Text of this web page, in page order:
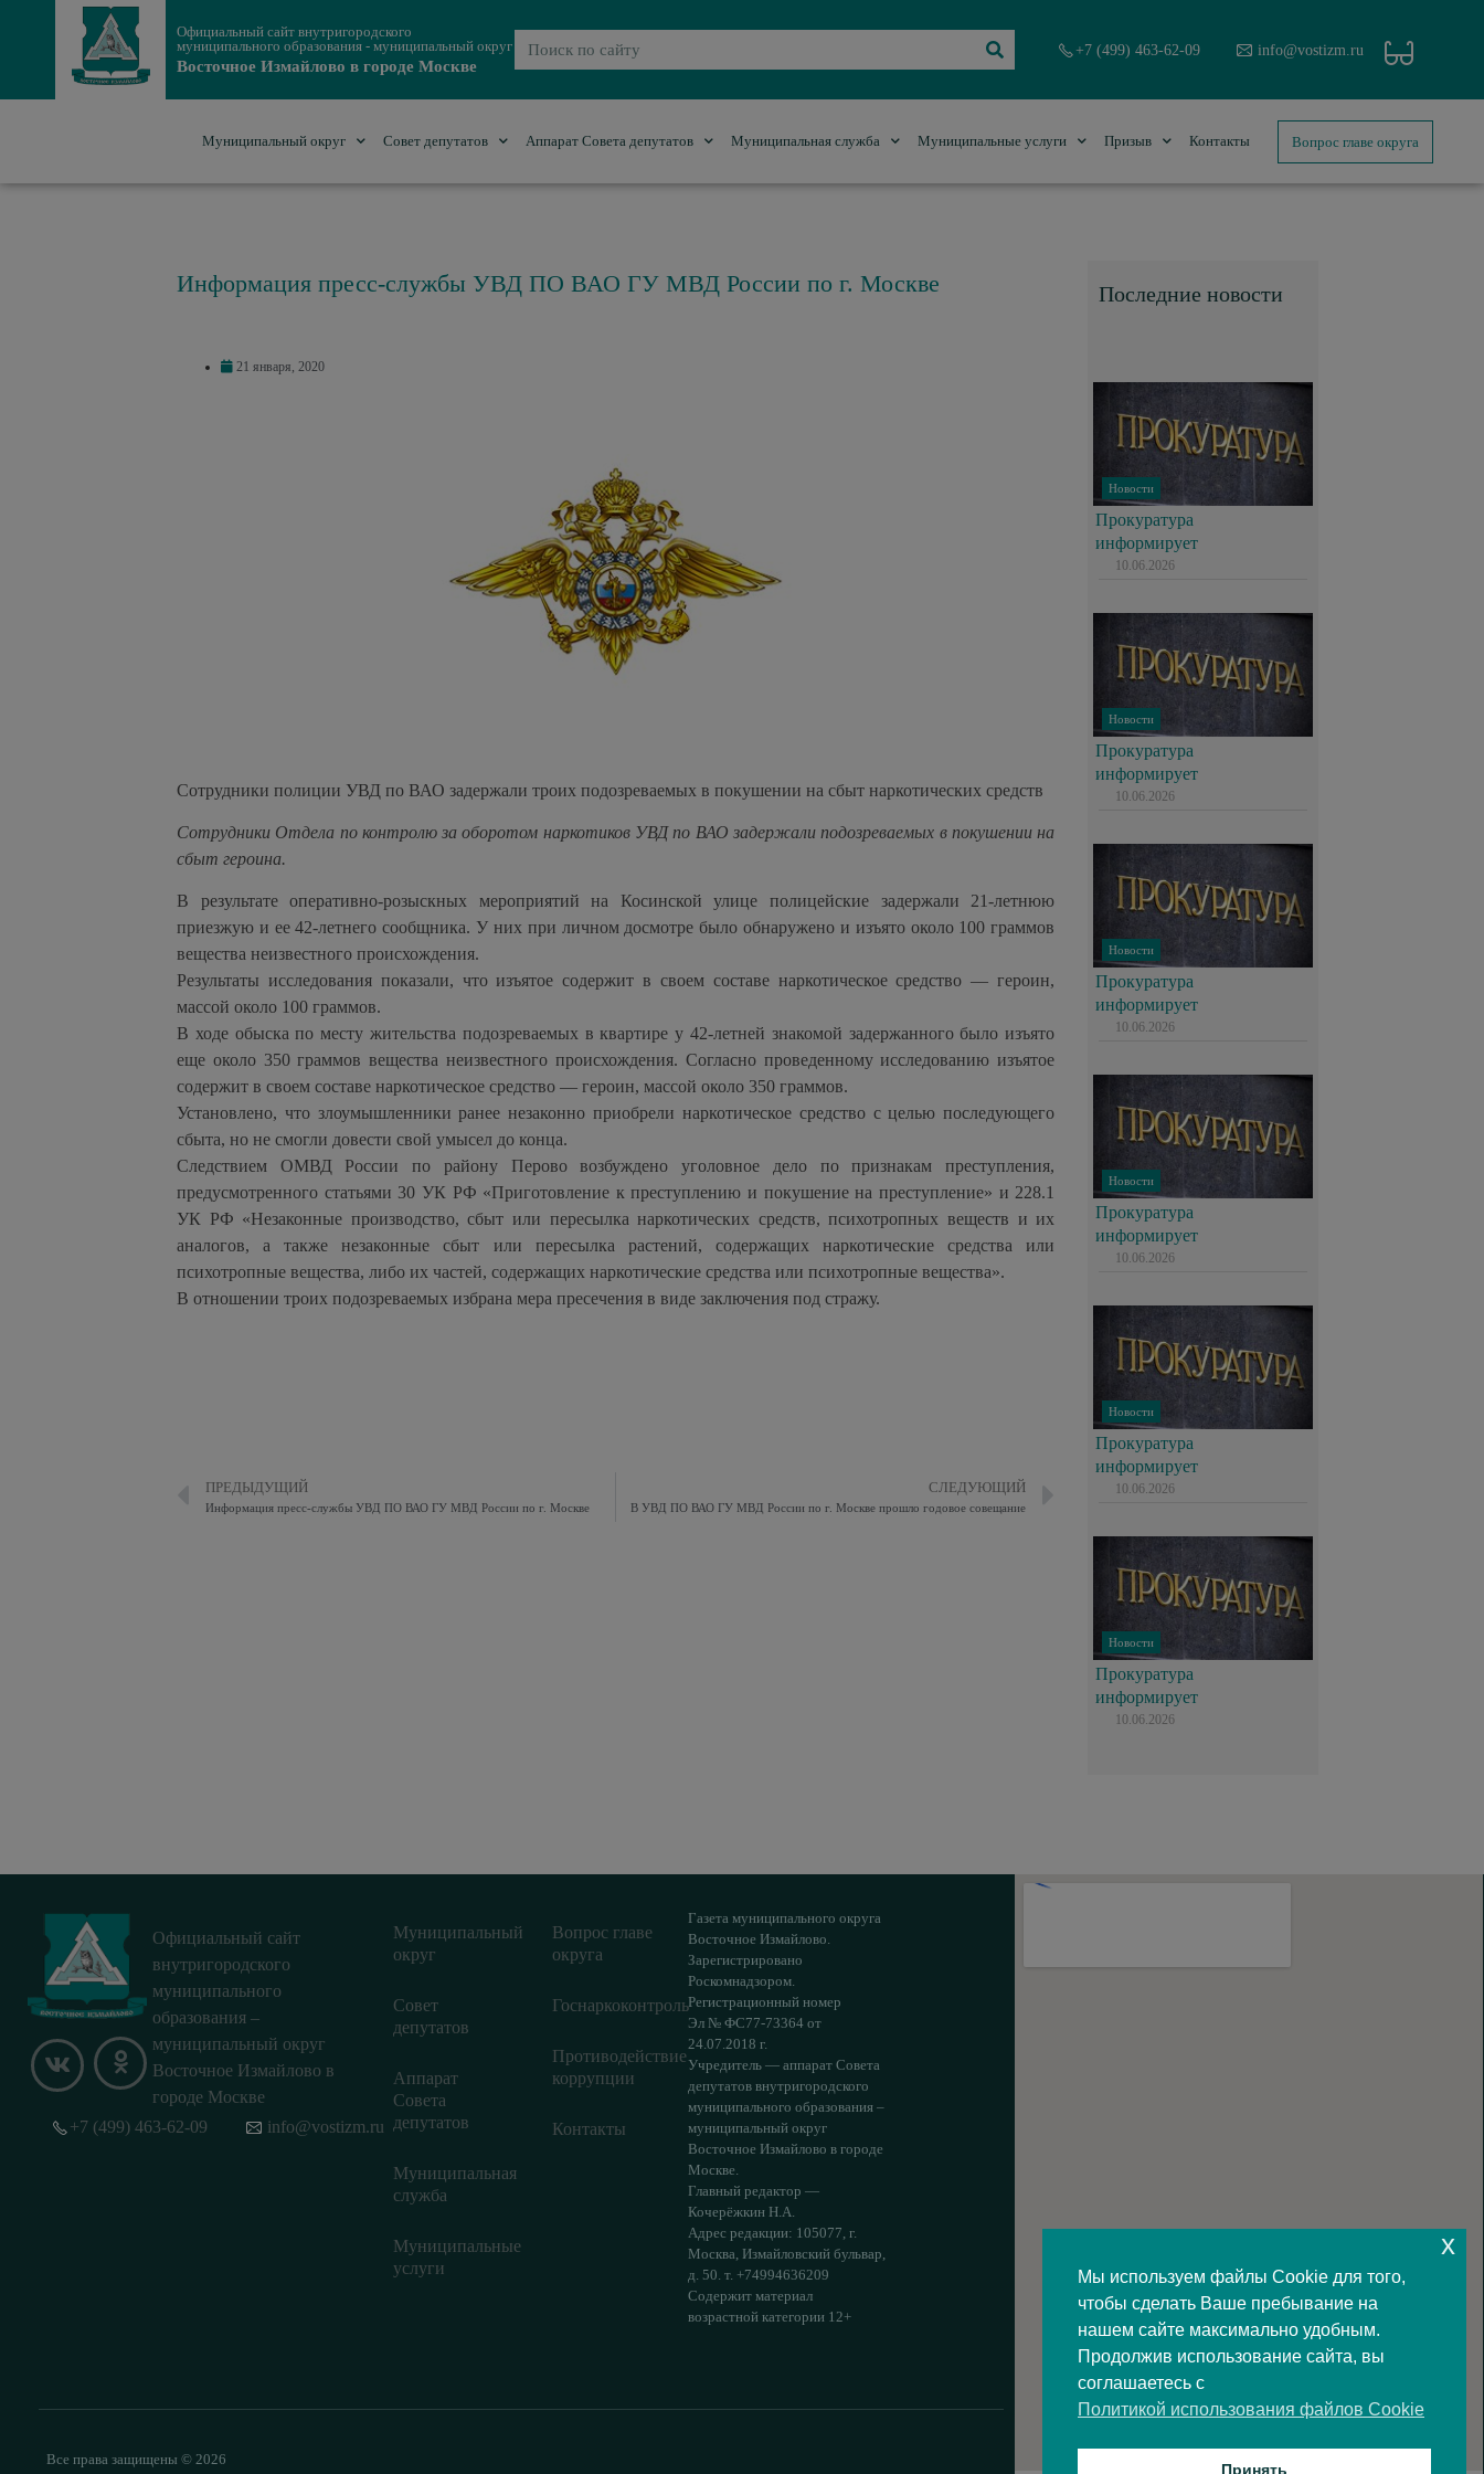
Официальный сайт внутригородского
муниципального образования - муниципальный округ
Восточное Измайлово в городе Москве
+7 (499) 463-62-09 info@vostizm.ru
Муниципальный округ Совет депутатов Аппарат Совета депутатов Муниципальная служба Муниципальные услуги Призыв Контакты Вопрос главе округа
Информация пресс-службы УВД ПО ВАО ГУ МВД России по г. Москве
21 января, 2020
Сотрудники полиции УВД по ВАО задержали троих подозреваемых в покушении на сбыт наркотических средств
Сотрудники Отдела по контролю за оборотом наркотиков УВД по ВАО задержали подозреваемых в покушении на
сбыт героина.
В результате оперативно-розыскных мероприятий на Косинской улице полицейские задержали 21-летнюю
приезжую и ее 42-летнего сообщника. У них при личном досмотре было обнаружено и изъято около 100 граммов
вещества неизвестного происхождения.
Результаты исследования показали, что изъятое содержит в своем составе наркотическое средство — героин,
массой около 100 граммов.
В ходе обыска по месту жительства подозреваемых в квартире у 42-летней знакомой задержанного было изъято
еще около 350 граммов вещества неизвестного происхождения. Согласно проведенному исследованию изъятое
содержит в своем составе наркотическое средство — героин, массой около 350 граммов.
Установлено, что злоумышленники ранее незаконно приобрели наркотическое средство с целью последующего
сбыта, но не смогли довести свой умысел до конца.
Следствием ОМВД России по району Перово возбуждено уголовное дело по признакам преступления,
предусмотренного статьями 30 УК РФ «Приготовление к преступлению и покушение на преступление» и 228.1
УК РФ «Незаконные производство, сбыт или пересылка наркотических средств, психотропных веществ и их
аналогов, а также незаконные сбыт или пересылка растений, содержащих наркотические средства или
психотропные вещества, либо их частей, содержащих наркотические средства или психотропные вещества».
В отношении троих подозреваемых избрана мера пресечения в виде заключения под стражу.
ПРЕДЫДУЩИЙ
Информация пресс-службы УВД ПО ВАО ГУ МВД России по г. Москве
СЛЕДУЮЩИЙ
В УВД ПО ВАО ГУ МВД России по г. Москве прошло годовое совещание
Последние новости
Новости
Прокуратура
информирует
10.06.2026
Новости
Прокуратура
информирует
10.06.2026
Новости
Прокуратура
информирует
10.06.2026
Новости
Прокуратура
информирует
10.06.2026
Новости
Прокуратура
информирует
10.06.2026
Новости
Прокуратура
информирует
10.06.2026
Официальный сайт
внутригородского
муниципального
образования –
муниципальный округ
Восточное Измайлово в
городе Москве
Муниципальный
округ
Совет
депутатов
Аппарат
Совета
депутатов
Муниципальная
служба
Муниципальные
услуги
Вопрос главе
округа
Госнаркоконтроль
Противодействие
коррупции
Контакты
Газета муниципального округа
Восточное Измайлово.
Зарегистрировано
Роскомнадзором.
Регистрационный номер
Эл № ФС77-73364 от
24.07.2018 г.
Учредитель — аппарат Совета
депутатов внутригородского
муниципального образования –
муниципальный округ
Восточное Измайлово в городе
Москве.
Главный редактор —
Кочерёжкин Н.А.
Адрес редакции: 105077, г.
Москва, Измайловский бульвар,
д. 50. т. +74994636209
Содержит материал
возрастной категории 12+
+7 (499) 463-62-09 info@vostizm.ru
Все права защищены © 2026
Мы используем файлы Cookie для того,
чтобы сделать Ваше пребывание на
нашем сайте максимально удобным.
Продолжив использование сайта, вы
соглашаетесь с
Политикой использования файлов Cookie
Принять
x